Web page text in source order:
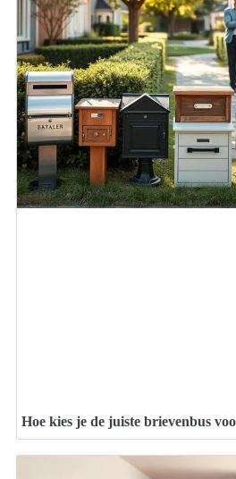
Hoe kies je de juiste brievenbus